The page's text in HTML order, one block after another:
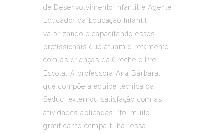
de Desenvolvimento Infantil e Agente
Educador da Educação Infantil,
valorizando e capacitando esses
profissionais que atuam diretamente
com as crianças da Creche e Pré-
Escola. A professora Ana Bárbara,
que compõe a equipe técnica da
Seduc, externou satisfação com as
atividades aplicadas. “foi muito
gratificante compartilhar essa